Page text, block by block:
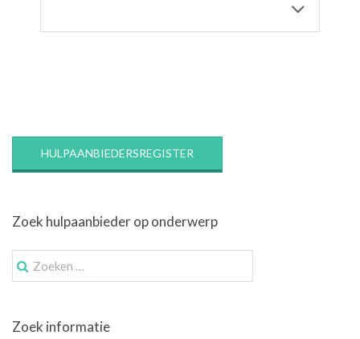
HULPAANBIEDERSREGISTER
Zoek hulpaanbieder op onderwerp
Zoek
naar:
Zoek informatie